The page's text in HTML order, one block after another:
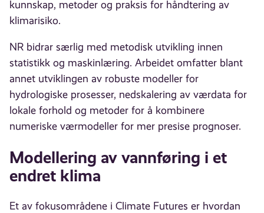
kunnskap, metoder og praksis for håndtering av
klimarisiko.
NR bidrar særlig med metodisk utvikling innen
statistikk og maskinlæring. Arbeidet omfatter blant
annet utviklingen av robuste modeller for
hydrologiske prosesser, nedskalering av værdata for
lokale forhold og metoder for å kombinere
numeriske værmodeller for mer presise prognoser.
Modellering av vannføring i et
endret klima
Et av fokusområdene i Climate Futures er hvordan